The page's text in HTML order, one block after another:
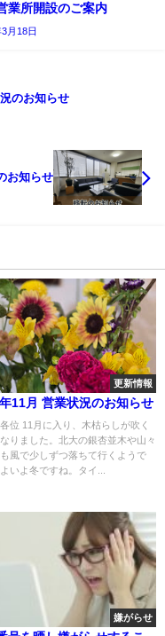
業所開設のご案内
月18日
のお知らせ
お知らせ
更新情報
11月 営業状況のお知らせ
位 11月に入り、木枯らしが吹く
りました。北大の銀杏並木や山々
風で少しずつ落ちて行くようで
いよ冬ですね。タイ...
嫌がらせ